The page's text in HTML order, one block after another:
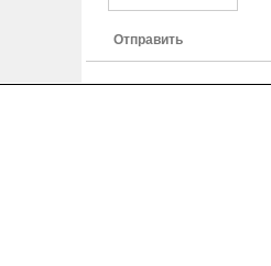
Отправить